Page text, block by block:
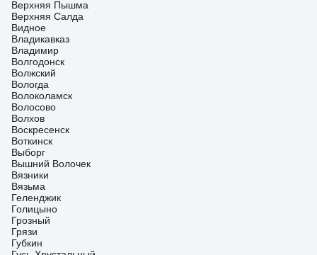
Верхняя Пышма
Верхняя Салда
Видное
Владикавказ
Владимир
Волгодонск
Волжский
Вологда
Волоколамск
Волосово
Волхов
Воскресенск
Воткинск
Выборг
Вышний Волочек
Вязники
Вязьма
Геленджик
Голицыно
Грозный
Грязи
Губкин